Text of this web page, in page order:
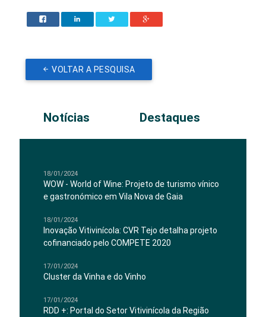
VOLTAR A PESQUISA
Notícias Destaques
18/01/2024
WOW - World of Wine: Projeto de turismo vínico
e gastronómico em Vila Nova de Gaia
18/01/2024
Inovação Vitivinícola: CVR Tejo detalha projeto
cofinanciado pelo COMPETE 2020
17/01/2024
Cluster da Vinha e do Vinho
17/01/2024
RDD +: Portal do Setor Vitivinícola da Região